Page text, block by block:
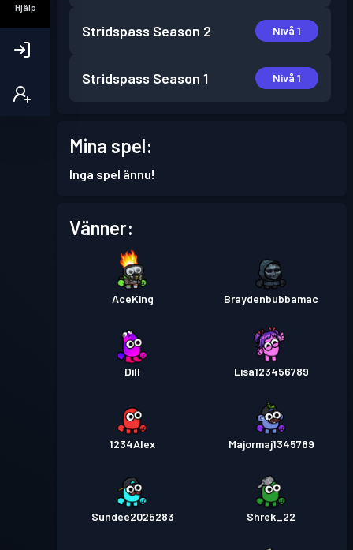
Hjälp
Stridspass Season 2 Nivå 1
Stridspass Season 1 Nivå 1
Mina spel:
Inga spel ännu!
Vänner:
AceKing Braydenbubbamac
Dill Lisa123456789
1234Alex Majormaj1345789
Sundee2025283 Shrek_22